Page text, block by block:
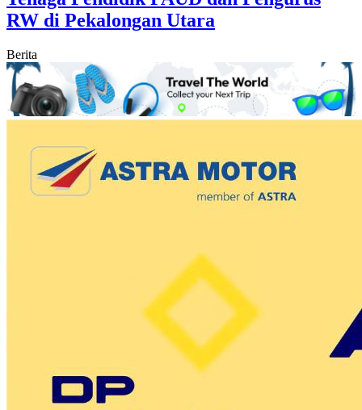
RW di Pekalongan Utara
Berita